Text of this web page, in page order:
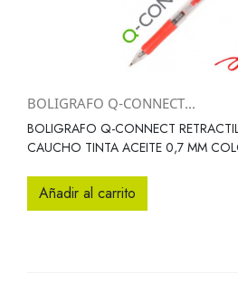
BOLIGRAFO Q-CONNECT...
BOLIGRAFO Q-CONNECT
CAUCHO TINTA ACEITE 0,7 MM
Añadir al carrito